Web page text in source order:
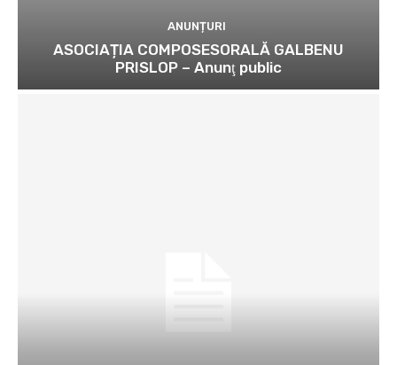
ANUNȚURI
ASOCIAȚIA COMPOSESORALĂ GALBENU
PRISLOP – Anunţ public